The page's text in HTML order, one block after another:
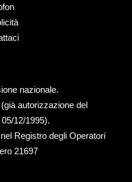
nazionale.
autorizzazione del
12/1995).
Registro degli Operatori
21697